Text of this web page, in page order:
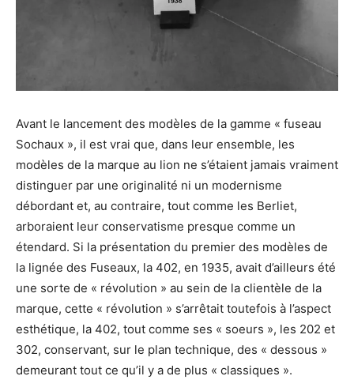
Avant le lancement des modèles de la gamme « fuseau
Sochaux », il est vrai que, dans leur ensemble, les
modèles de la marque au lion ne s’étaient jamais vraiment
distinguer par une originalité ni un modernisme
débordant et, au contraire, tout comme les Berliet,
arboraient leur conservatisme presque comme un
étendard. Si la présentation du premier des modèles de
la lignée des Fuseaux, la 402, en 1935, avait d’ailleurs été
une sorte de « révolution » au sein de la clientèle de la
marque, cette « révolution » s’arrêtait toutefois à l’aspect
esthétique, la 402, tout comme ses « soeurs », les 202 et
302, conservant, sur le plan technique, des « dessous »
demeurant tout ce qu’il y a de plus « classiques ».